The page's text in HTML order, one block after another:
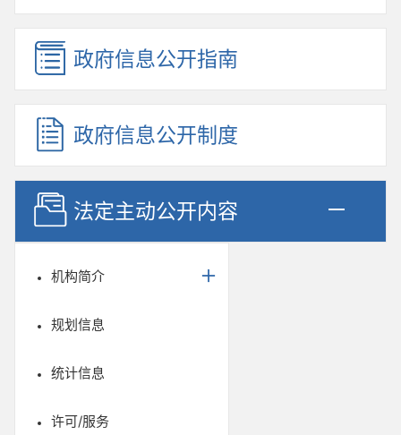
政府信息公开指南
政府信息公开制度
法定主动公开内容
机构简介
规划信息
统计信息
许可/服务